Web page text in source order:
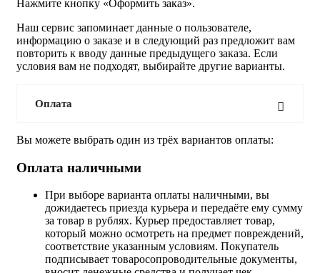
Нажмите кнопку «Оформить заказ».
Наш сервис запоминает данные о пользователе,
информацию о заказе и в следующий раз предложит вам
повторить к вводу данные предыдущего заказа. Если
условия вам не подходят, выбирайте другие варианты.
Оплата
Вы можете выбрать один из трёх вариантов оплаты:
Оплата наличными
При выборе варианта оплаты наличными, вы
дожидаетесь приезда курьера и передаёте ему сумму
за товар в рублях. Курьер предоставляет товар,
который можно осмотреть на предмет повреждений,
соответствие указанным условиям. Покупатель
подписывает товаросопроводительные документы,